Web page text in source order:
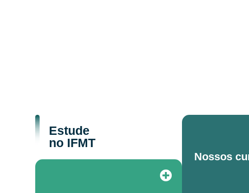
Estude
no IFMT
Nossos